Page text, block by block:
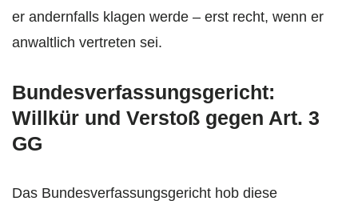
er andernfalls klagen werde – erst recht, wenn er
anwaltlich vertreten sei.
Bundesverfassungsgericht:
Willkür und Verstoß gegen Art. 3
GG
Das Bundesverfassungsgericht hob diese